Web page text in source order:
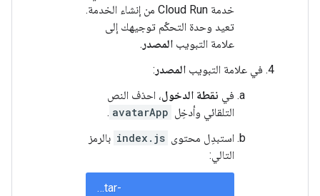
خدمة Cloud Run من إنشاء الخدمة.
تعيد وحدة التحكّم توجيهك إلى
علامة التبويب المصدر .
في علامة التبويب المصدر :
في نقطة الدخول، احذف النص
التلقائي وأدخِل avatarApp
.
استبدِل محتوى index.js بالرمز
التالي:
node/avatar-